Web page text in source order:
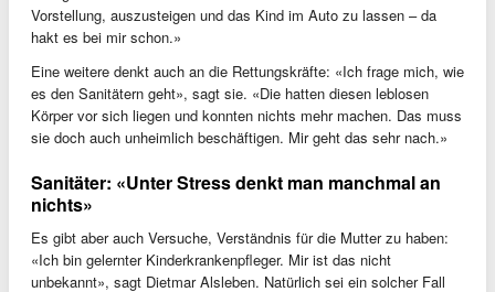
Vorstellung, auszusteigen und das Kind im Auto zu lassen – da
hakt es bei mir schon.»
Eine weitere denkt auch an die Rettungskräfte: «Ich frage mich, wie
es den Sanitätern geht», sagt sie. «Die hatten diesen leblosen
Körper vor sich liegen und konnten nichts mehr machen. Das muss
sie doch auch unheimlich beschäftigen. Mir geht das sehr nach.»
Sanitäter: «Unter Stress denkt man manchmal an
nichts»
Es gibt aber auch Versuche, Verständnis für die Mutter zu haben:
«Ich bin gelernter Kinderkrankenpfleger. Mir ist das nicht
unbekannt», sagt Dietmar Alsleben. Natürlich sei ein solcher Fall